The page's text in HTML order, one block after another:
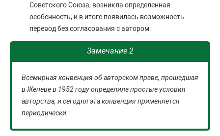
Советского Союза, возникла определенная
особенность, и в итоге появилась возможность
перевод без согласования с автором.
Замечание 2
Всемирная конвенция об авторском праве, прошедшая
в Женеве в 1952 году определила простые условия
авторства, и сегодня эта конвенция применяется
периодически.